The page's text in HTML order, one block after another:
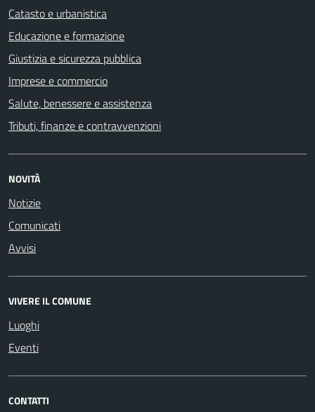
Catasto e urbanistica
Educazione e formazione
Giustizia e sicurezza pubblica
Imprese e commercio
Salute, benessere e assistenza
Tributi, finanze e contravvenzioni
NOVITÀ
Notizie
Comunicati
Avvisi
VIVERE IL COMUNE
Luoghi
Eventi
CONTATTI